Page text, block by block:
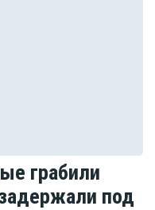
грабили
под